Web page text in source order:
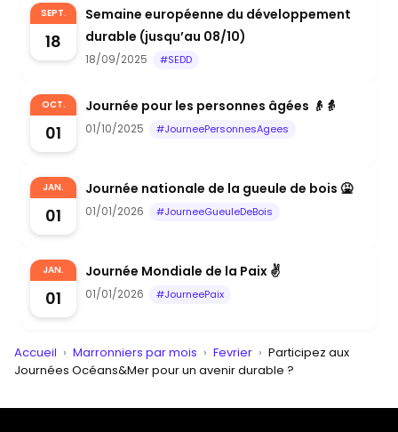
SEPT.
18
Semaine européenne du développement
durable (jusqu’au 08/10)
18/09/2025 #SEDD
OCT.
01
Journée pour les personnes âgées 👴👵
01/10/2025 #JourneePersonnesAgees
JAN.
01
Journée nationale de la gueule de bois 🤮
01/01/2026 #JourneeGueuleDeBois
JAN.
01
Journée Mondiale de la Paix ✌️
01/01/2026 #JourneePaix
Accueil › Marronniers par mois › Fevrier › Participez aux
Journées Océans&Mer pour un avenir durable ?